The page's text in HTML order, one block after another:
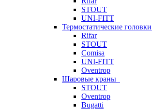
STOUT
UNI-FITT
Термостатические головки
Rifar
STOUT
Comisa
UNI-FITT
Oventrop
Шаровые краны
STOUT
Oventrop
Bugatti